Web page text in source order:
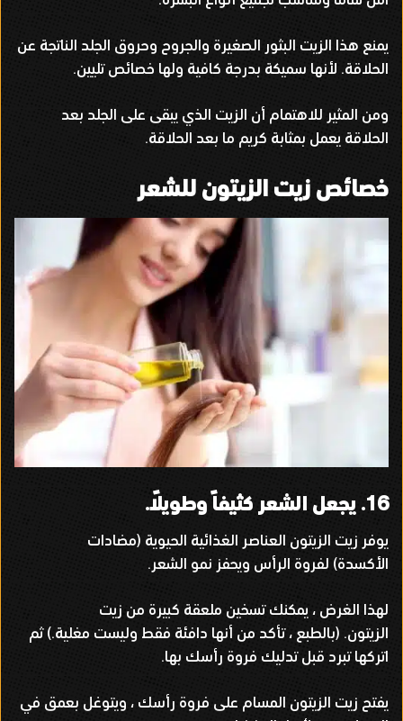
يمنع هذا الزيت البثور الصغيرة والجروح وحروق الجلد الناتجة عن
الحلاقة. لأنها سميكة بدرجة كافية ولها خصائص تليين.
ومن المثير للاهتمام أن الزيت الذي يبقى على الجلد بعد
الحلاقة يعمل بمثابة كريم ما بعد الحلاقة.
خصائص زيت الزيتون للشعر
16. يجعل الشعر كثيفاً وطويلاً.
يوفر زيت الزيتون العناصر الغذائية الحيوية (مضادات
الأكسدة) لفروة الرأس ويحفز نمو الشعر.
لهذا الغرض ، يمكنك تسخين ملعقة كبيرة من زيت
الزيتون. (بالطبع ، تأكد من أنها دافئة فقط وليست مغلية.)ثم
اتركها تبرد قبل تدليك فروة رأسك بها.
يفتح زيت الزيتون المسام على فروة رأسك ، ويتوغل بعمق في